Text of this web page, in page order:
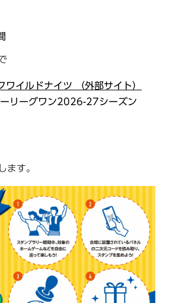
ワイルドナイツ （外部サイト）
ーリーグワン2026-27シーズン
ます。